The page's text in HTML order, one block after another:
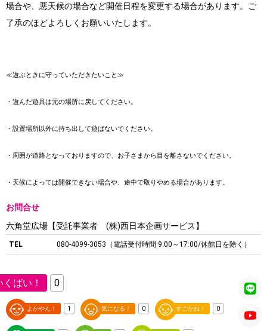
場合や、悪天候の場合など開催日程を変更する場合があります。ご
了承のほどよろしくお願いいたします。
≪遊ぶときに守っていただきたいこと≫
・遊んだ遊具は元の場所に戻してください。
・設置場所以外に持ち出して遊ばないでください。
・周囲が道路となっておりますので、お子さまから目を離さないでください。
・天候によっては開催できない場合や、途中で取りやめる場合があります。
お問合せ
六角堂広場【受託事業者 (株)西日本企画サービス】
TEL 080-4099-3053（電話受付時間 9:00～17:00/休館日を除く）
くばい！ 0
よかやん！ 1 気になる！ 0 すごかね！ 0